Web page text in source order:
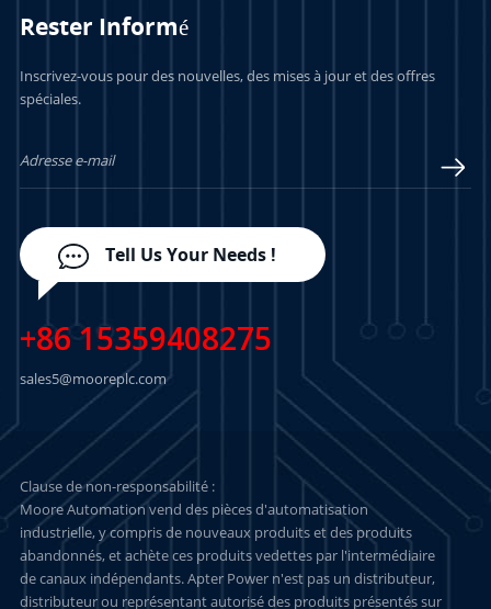
Rester Informé
Inscrivez-vous pour des nouvelles, des mises à jour et des offres
spéciales.
Tell Us Your Needs !
+86 15359408275
sales5@mooreplc.com
Clause de non-responsabilité :
Moore Automation vend des pièces d'automatisation
industrielle, y compris de nouveaux produits et des produits
abandonnés, et achète ces produits vedettes par l'intermédiaire
de canaux indépendants. Apter Power n'est pas un distributeur,
distributeur ou représentant autorisé des produits présentés sur